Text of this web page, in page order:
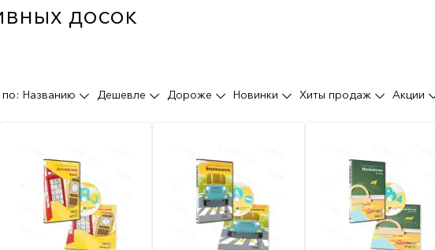
досок
Названию Дешевле Дороже Новинки Хиты продаж Акции